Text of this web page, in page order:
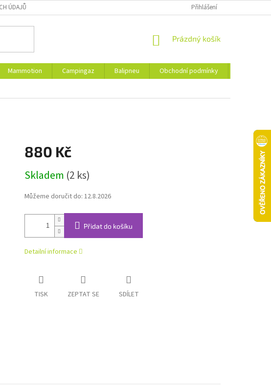
ÚDAJŮ Přihlášení
NÁKUPNÍ
Prázdný košík
Mammotion Campingaz Balipneu Obchodní podmínky
880 Kč
cena:
Skladem (2 ks)
Můžeme doručit do: 12.8.2026
Přidat do košíku
Detailní informace
TISK ZEPTAT SE SDÍLET